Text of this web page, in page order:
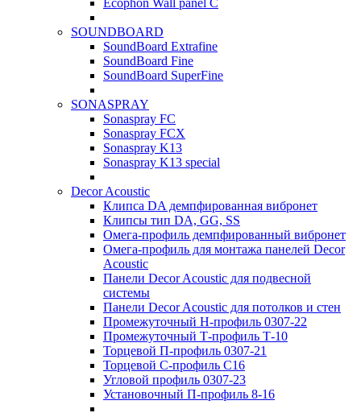
Ecophon Wall panel C
SOUNDBOARD
SoundBoard Extrafine
SoundBoard Fine
SoundBoard SuperFine
SONASPRAY
Sonaspray FC
Sonaspray FCX
Sonaspray K13
Sonaspray K13 special
Decor Acoustic
Клипса DA демпфированная вибронет
Клипсы тип DA, GG, SS
Омега-профиль демпфированный вибронет
Омега-профиль для монтажа панелей Decor
Acoustic
Панели Decor Acoustic для подвесной
системы
Панели Decor Acoustic для потолков и стен
Промежуточный Н-профиль 0307-22
Промежуточный Т-профиль Т-10
Торцевой П-профиль 0307-21
Торцевой С-профиль С16
Угловой профиль 0307-23
Установочный П-профиль 8-16